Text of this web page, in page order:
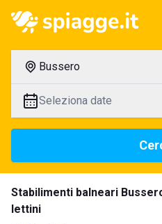
Bussero
Seleziona date
Stabilimenti balneari
lettini